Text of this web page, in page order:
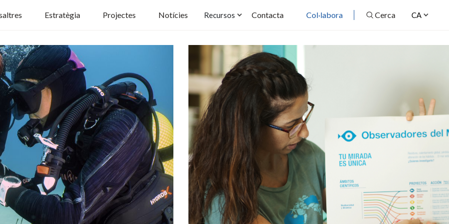
CA
Estratègia Projectes Notícies Recursos Contacta Col·labora Cerca